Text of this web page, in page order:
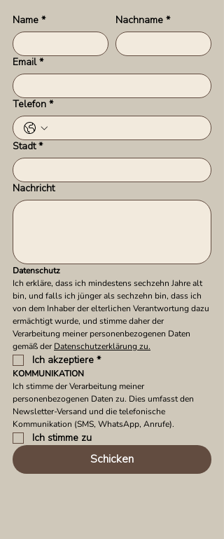
Name * Nachname *
Email *
Telefon *
Stadt *
Nachricht
Datenschutz
Ich erkläre, dass ich mindestens sechzehn Jahre alt
bin, und falls ich jünger als sechzehn bin, dass ich
von dem Inhaber der elterlichen Verantwortung dazu
ermächtigt wurde, und stimme daher der
Verarbeitung meiner personenbezogenen Daten
gemäß der Datenschutzerklärung zu.
Ich akzeptiere *
KOMMUNIKATION
Ich stimme der Verarbeitung meiner
personenbezogenen Daten zu. Dies umfasst den
Newsletter-Versand und die telefonische
Kommunikation (SMS, WhatsApp, Anrufe).
Ich stimme zu
Schicken